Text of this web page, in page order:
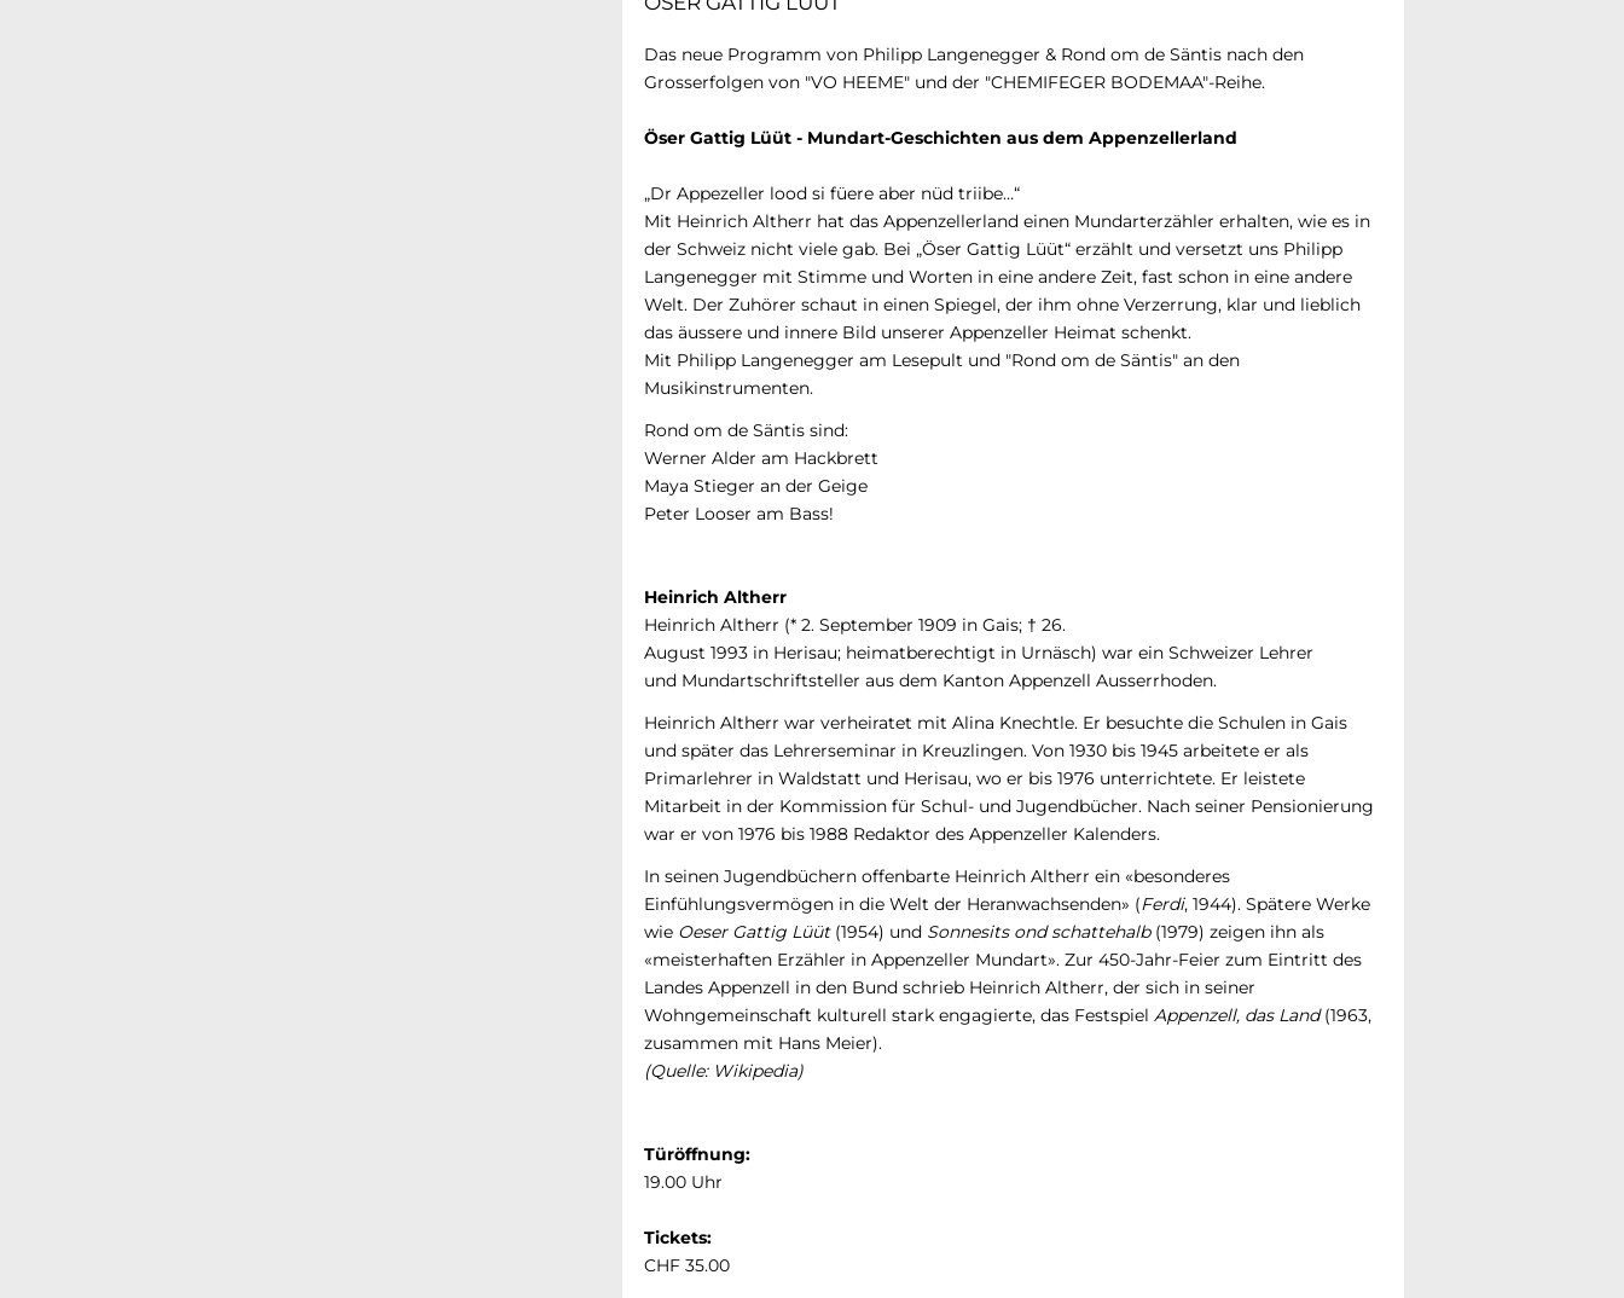
Das neue Programm von Philipp Langenegger & Rond om de Säntis nach den
Grosserfolgen von "VO HEEME" und der "CHEMIFEGER BODEMAA"-Reihe.
Öser Gattig Lüüt - Mundart-Geschichten aus dem Appenzellerland
„Dr Appezeller lood si füere aber nüd triibe…“
Mit Heinrich Altherr hat das Appenzellerland einen Mundarterzähler erhalten, wie es in
der Schweiz nicht viele gab. Bei „Öser Gattig Lüüt“ erzählt und versetzt uns Philipp
Langenegger mit Stimme und Worten in eine andere Zeit, fast schon in eine andere
Welt. Der Zuhörer schaut in einen Spiegel, der ihm ohne Verzerrung, klar und lieblich
das äussere und innere Bild unserer Appenzeller Heimat schenkt.
Mit Philipp Langenegger am Lesepult und "Rond om de Säntis" an den
Musikinstrumenten.
Rond om de Säntis sind:
Werner Alder am Hackbrett
Maya Stieger an der Geige
Peter Looser am Bass!
Heinrich Altherr
Heinrich Altherr (* 2. September 1909 in Gais; † 26.
August 1993 in Herisau; heimatberechtigt in Urnäsch) war ein Schweizer Lehrer
und Mundartschriftsteller aus dem Kanton Appenzell Ausserrhoden.
Heinrich Altherr war verheiratet mit Alina Knechtle. Er besuchte die Schulen in Gais
und später das Lehrerseminar in Kreuzlingen. Von 1930 bis 1945 arbeitete er als
Primarlehrer in Waldstatt und Herisau, wo er bis 1976 unterrichtete. Er leistete
Mitarbeit in der Kommission für Schul- und Jugendbücher. Nach seiner Pensionierung
war er von 1976 bis 1988 Redaktor des Appenzeller Kalenders.
In seinen Jugendbüchern offenbarte Heinrich Altherr ein «besonderes
Einfühlungsvermögen in die Welt der Heranwachsenden» (Ferdi, 1944). Spätere Werke
wie Oeser Gattig Lüüt(1954) und Sonnesits ond schattehalb(1979) zeigen ihn als
«meisterhaften Erzähler in Appenzeller Mundart». Zur 450-Jahr-Feier zum Eintritt des
Landes Appenzell in den Bund schrieb Heinrich Altherr, der sich in seiner
Wohngemeinschaft kulturell stark engagierte, das FestspielAppenzell, das Land(1963,
zusammen mit Hans Meier).
(Quelle: Wikipedia)
Türöffnung:
19.00 Uhr
Tickets:
CHF 35.00